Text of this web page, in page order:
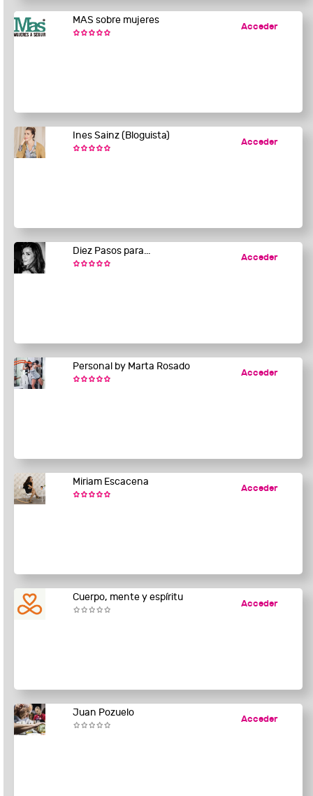
MAS sobre mujeres
Acceder
Ines Sainz (Bloguista)
Acceder
Diez Pasos para...
Acceder
Personal by Marta Rosado
Acceder
Miriam Escacena
Acceder
Cuerpo, mente y espíritu
Acceder
Juan Pozuelo
Acceder